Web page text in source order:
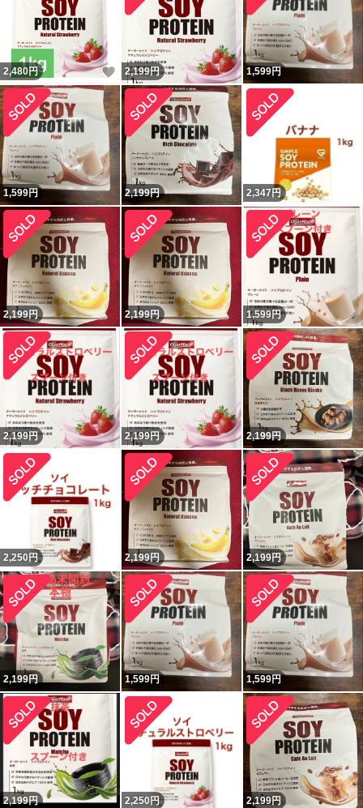
2,480円 いいね！
2,199円 1,599円
1,599円 2,199円 2,347 円
2,199円 2,199円 1,599円
2,199円 2,199円 2,199円
2,250 円 2,199円 2,199円
2,199円 1,599円 1,599円
2,199円 2,250 円 2,199円